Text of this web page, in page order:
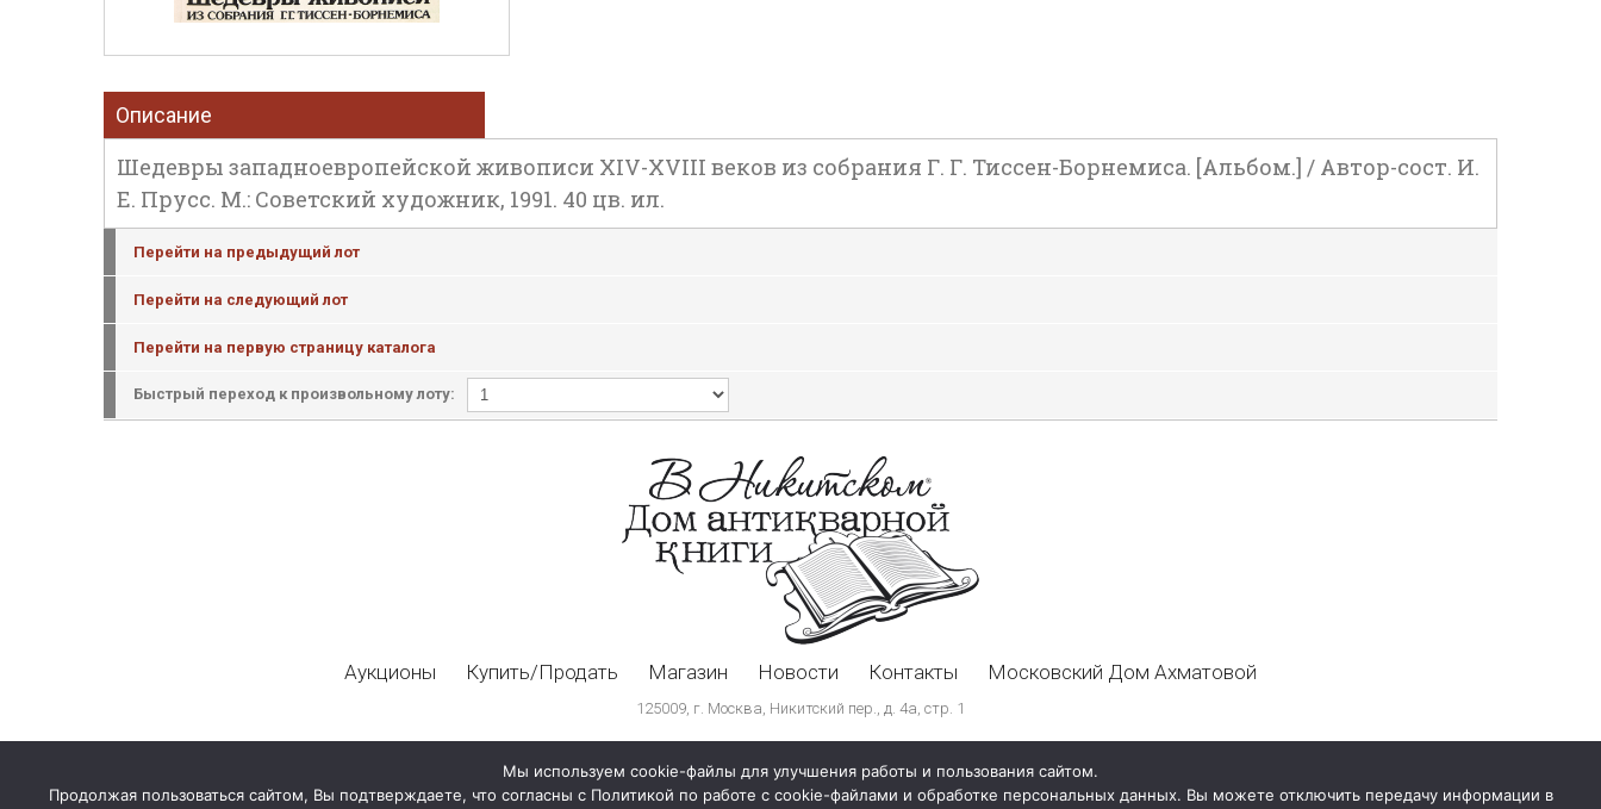
Описание
Шедевры западноевропейской живописи XIV-XVIII веков из собрания Г. Г. Тиссен-Борнемиса. [Альбом.] / Автор-сост. И.
Е. Прусс. М.: Советский художник, 1991. 40 цв. ил.
Перейти на предыдущий лот
Перейти на следующий лот
Перейти на первую страницу каталога
Быстрый переход к произвольному лоту:
Аукционы Купить/Продать Магазин Новости Контакты Московский Дом Ахматовой
125009, г. Москва, Никитский пер., д. 4а, стр. 1
Мы используем cookie-файлы для улучшения работы и пользования сайтом.
Продолжая пользоваться сайтом, Вы подтверждаете, что согласны с Политикой по работе с cookie-файлами и обработке персональных данных. Вы можете отключить передачу информации в